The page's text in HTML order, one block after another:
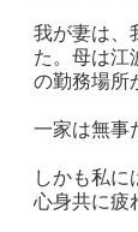
我が妻は、
た。母は江
の勤務場所
一家は無事
しかも私に
心身共に疲